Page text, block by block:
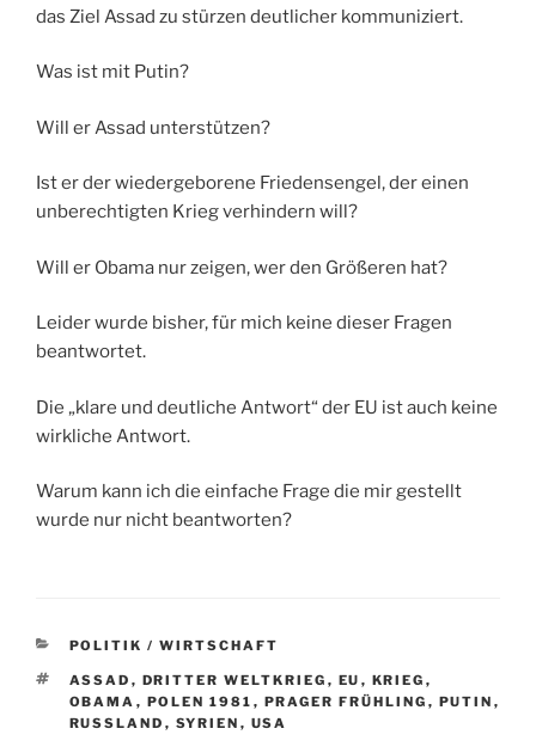
das Ziel Assad zu stürzen deutlicher kommuniziert.
Was ist mit Putin?
Will er Assad unterstützen?
Ist er der wiedergeborene Friedensengel, der einen
unberechtigten Krieg verhindern will?
Will er Obama nur zeigen, wer den Größeren hat?
Leider wurde bisher, für mich keine dieser Fragen
beantwortet.
Die „klare und deutliche Antwort“ der EU ist auch keine
wirkliche Antwort.
Warum kann ich die einfache Frage die mir gestellt
wurde nur nicht beantworten?
KATEGORIEN
POLITIK / WIRTSCHAFT
SCHLAGWÖRTER
ASSAD , DRITTER WELTKRIEG , EU , KRIEG ,
OBAMA , POLEN 1981 , PRAGER FRÜHLING , PUTIN ,
RUSSLAND , SYRIEN , USA